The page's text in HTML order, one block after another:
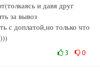
и давя друг
за вывоз
с доплатой,но только что
3 0